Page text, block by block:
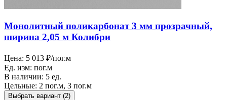
Монолитный поликарбонат 3 мм прозрачный,
ширина 2,05 м Колибри
Цена: 5 013 ₽/пог.м
Ед. изм: пог.м
В наличии: 5 ед.
Цельные: 2 пог.м, 3 пог.м
Выбрать вариант (2)